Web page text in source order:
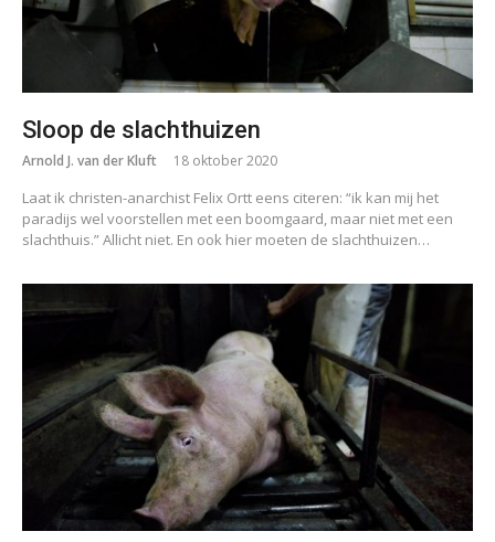
Sloop de slachthuizen
Arnold J. van der Kluft 18 oktober 2020
Laat ik christen-anarchist Felix Ortt eens citeren: “ik kan mij het
paradijs wel voorstellen met een boomgaard, maar niet met een
slachthuis.” Allicht niet. En ook hier moeten de slachthuizen…